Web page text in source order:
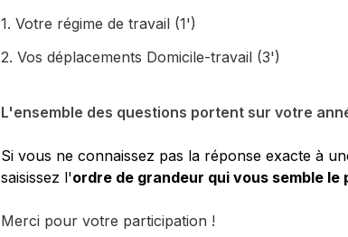
1. Votre régime de travail (1')
2. Vos déplacements Domicile-travail (3')
L'ensemble des questions portent sur votre
Si vous ne connaissez pas la réponse exacte à
saisissez l'ordre de grandeur qui vous semble
Merci pour votre participation !